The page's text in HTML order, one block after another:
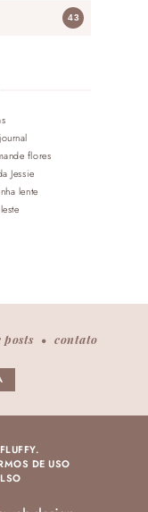
43
flores
Jessie
lente
posts contato
DE USO